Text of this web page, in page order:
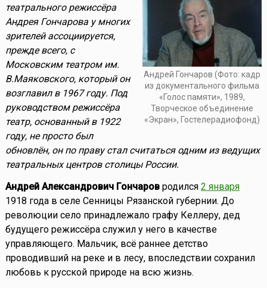
Андрей Гончаров (Фото: кадр
из документального фильма
«Голос памяти», 1989,
Творческое объединение
«Экран», Гостелерадиофонд)
театрального режиссёра
Андрея Гончарова у многих
зрителей ассоциируется,
прежде всего, с
Московским театром им.
В.Маяковского, который он
возглавил в 1967 году. Под
руководством режиссёра
театр, основанный в 1922
году, не просто был
обновлён, он по праву стал считаться одним из ведущих
театральных центров столицы России.
Андрей Александрович Гончаровродился 2 января
1918 года в селе Сенницы Рязанской губернии. До
революции село принадлежало графу Келлеру, дед
будущего режиссёра служил у него в качестве
управляющего. Мальчик, всё раннее детство
проводивший на реке и в лесу, впоследствии сохранил
любовь к русской природе на всю жизнь.